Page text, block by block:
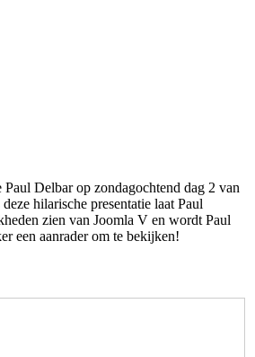
Delbar op zondagochtend dag 2 van
hilarische presentatie laat Paul
zien van Joomla V en wordt Paul
een aanrader om te bekijken!